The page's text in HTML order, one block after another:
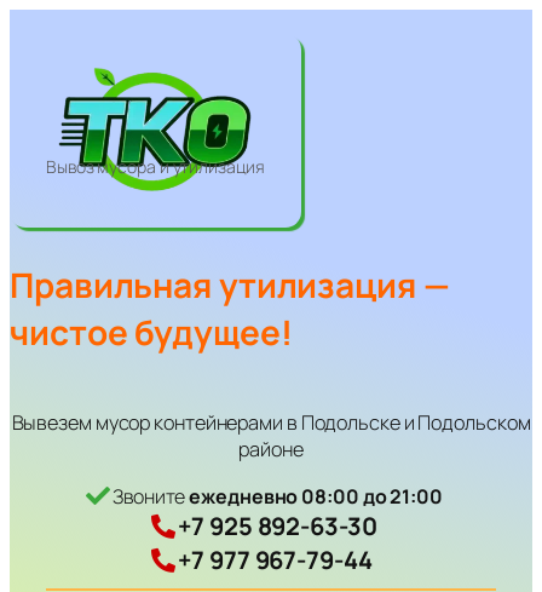
содержимому
Вывоз мусора и утилизация
Правильная утилизация —
чистое будущее!
Вывезем мусор контейнерами в Подольске и Подольском
районе
Звонитеежедневно 08:00 до 21:00
+7 925 892-63-30
+7 977 967-79-44